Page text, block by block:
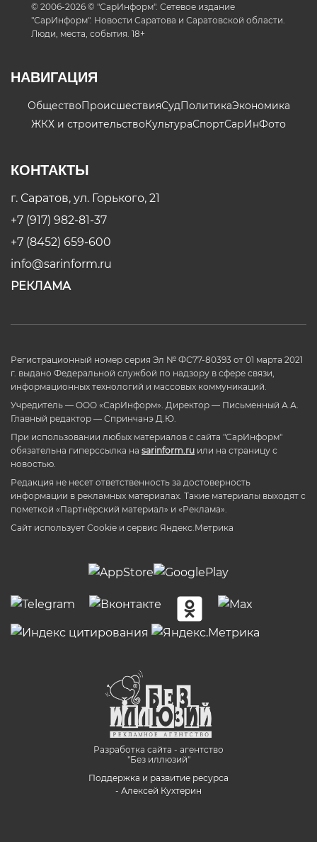
© 2006-2026 © "СарИнформ". Сетевое издание
"СарИнформ". Новости Саратова и Саратовской области.
Люди, места, события. 18+
НАВИГАЦИЯ
ОбществоПроисшествияСудПолитикаЭкономика
ЖКХ и строительствоКультураСпортСарИнФото
КОНТАКТЫ
г. Саратов, ул. Горького, 21
+7 (917) 982-81-37
+7 (8452) 659-600
info@sarinform.ru
РЕКЛАМА
Регистрационный номер серия Эл № ФС77-80393 от 01 марта 2021
г. выдано Федеральной службой по надзору в сфере связи,
информационных технологий и массовых коммуникаций.
Учредитель — ООО «СарИнформ». Директор — Письменный А.А.
Главный редактор — Спринчанэ Д.Ю.
При использовании любых материалов с сайта "СарИнформ"
обязательна гиперссылка на sarinform.ru или на страницу с
новостью.
Редакция не несет ответственность за достоверность
информации в рекламных материалах. Такие материалы выходят с
пометкой «Партнёрский материал» и «Реклама».
Сайт использует Cookie и сервиc Яндекс.Метрика
Разработка сайта - агентство
"Без иллюзий"
Поддержка и развитие ресурса
- Алексей Кухтерин